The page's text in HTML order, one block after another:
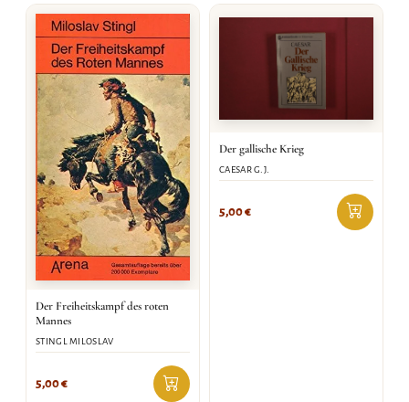
Der Freiheitskampf des roten
Mannes
STINGL MILOSLAV
5,00€
Der gallische Krieg
CAESAR G.J.
5,00€